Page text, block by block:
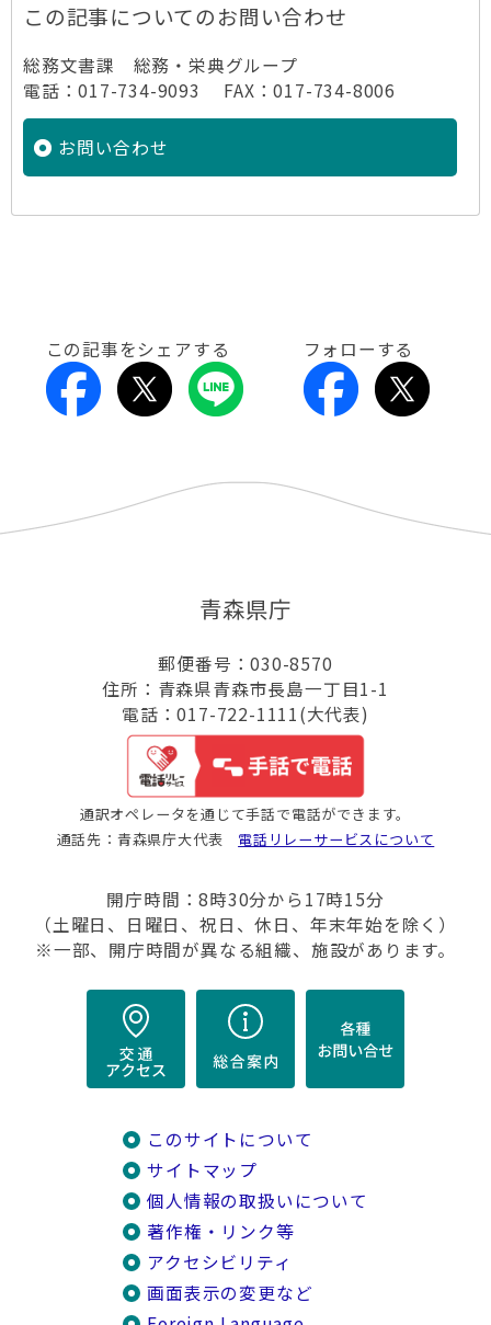
この記事についてのお問い合わせ
総務文書課 総務・栄典グループ
電話：017-734-9093 FAX：017-734-8006
お問い合わせ
この記事をシェアする フォローする
青森県庁
郵便番号：030-8570
住所：青森県青森市長島一丁目1-1
電話：017-722-1111(大代表)
通訳オペレータを通じて手話で電話ができます。
通話先：青森県庁大代表 電話リレーサービスについて
開庁時間：8時30分から17時15分
（土曜日、日曜日、祝日、休日、年末年始を除く）
※一部、開庁時間が異なる組織、施設があります。
このサイトについて
サイトマップ
個人情報の取扱いについて
著作権・リンク等
アクセシビリティ
画面表示の変更など